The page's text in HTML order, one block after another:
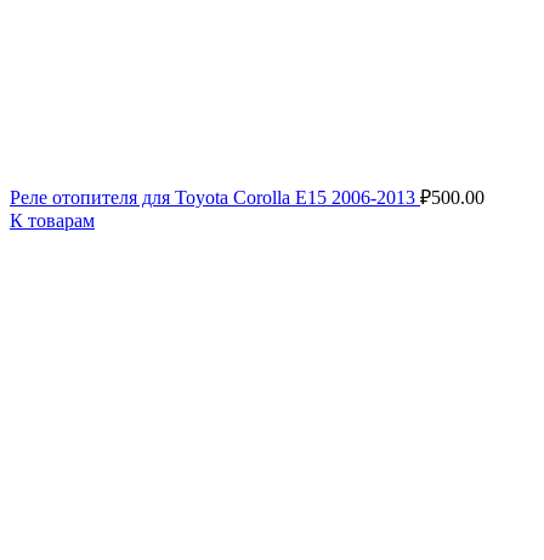
Реле отопителя для Toyota Corolla E15 2006-2013 ₽500.00
К товарам